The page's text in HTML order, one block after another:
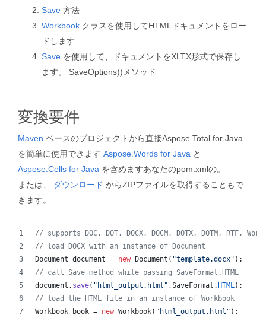
Save 方法
Workbook クラスを使用してHTMLドキュメントをロー
ドします
Save を使用して、ドキュメントをXLTX形式で保存し
ます。 SaveOptions))メソッド
変換要件
Maven ベースのプロジェクトから直接Aspose.Total for Java
を簡単に使用できます Aspose.Words for Java と
Aspose.Cells for Java を含めますあなたのpom.xmlの。
または、
ダウンロード からZIPファイルを取得することもで
きます。
// supports DOC, DOT, DOCX, DOCM, DOTX, DOTM, RTF,
// load DOCX with an instance of Document
Document document = new Document ( "template.docx" );
// call Save method while passing SaveFormat.HTML
document . save( "html_output.html" ,SaveFormat . HTML);
// load the HTML file in an instance of Workbook
Workbook
book = new Workbook( "html_output.html" );